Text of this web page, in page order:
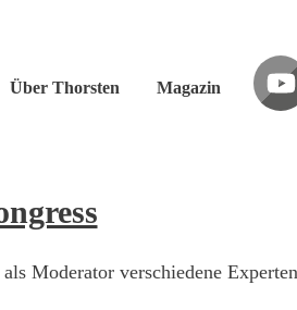
Über Thorsten Magazin
Moderator verschiedene